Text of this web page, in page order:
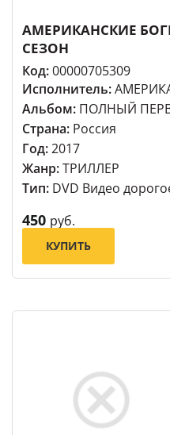
АМЕРИКАНСКИЕ
СЕЗОН
Код:00000705309
Исполнитель:
Альбом: ПОЛНЫЙ
Страна: Россия
Год:2017
Жанр:ТРИЛЛЕР
Тип: DVD Видео
450 руб.
КУПИТЬ